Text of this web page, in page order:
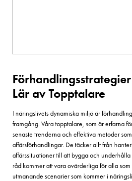
Lär av Topptalare
I näringslivets dynamiska miljö är
framgång. Våra topptalare, som är erfarna
senaste trenderna och effektiva metoder
affärsförhandlingar. De täcker allt från
affärssituationer till att bygga och
råd kommer att vara ovärderliga för alla
utmanande scenarier som kommer i